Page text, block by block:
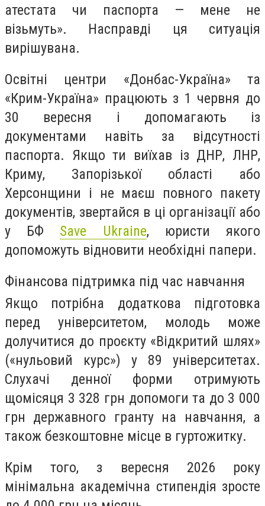
атестата чи паспорта — мене не
візьмуть». Насправді ця ситуація
вирішувана.
Освітні центри «Донбас-Україна» та
«Крим-Україна» працюють з 1 червня до
30 вересня і допомагають із
документами навіть за відсутності
паспорта. Якщо ти виїхав із ДНР, ЛНР,
Криму, Запорізької області або
Херсонщини і не маєш повного пакету
документів, звертайся в ці організації або
у БФ Save Ukraine, юристи якого
допоможуть відновити необхідні папери.
Фінансова підтримка під час навчання
Якщо потрібна додаткова підготовка
перед університетом, молодь може
долучитися до проєкту «Відкритий шлях»
(«нульовий курс») у 89 університетах.
Слухачі денної форми отримують
щомісяця 3 328 грн допомоги та до 3 000
грн державного гранту на навчання, а
також безкоштовне місце в гуртожитку.
Крім того, з вересня 2026 року
мінімальна академічна стипендія зросте